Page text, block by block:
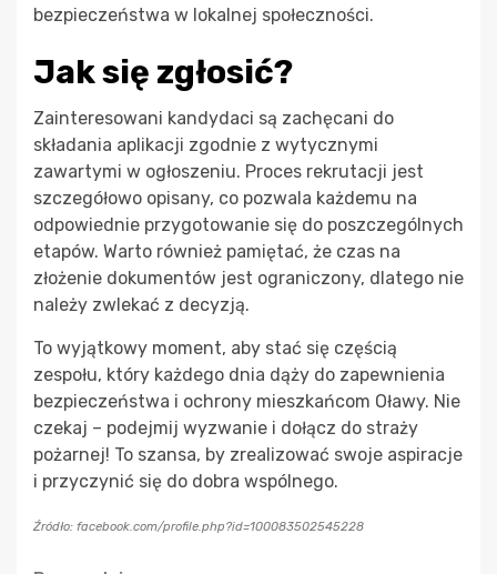
bezpieczeństwa w lokalnej społeczności.
Jak się zgłosić?
Zainteresowani kandydaci są zachęcani do
składania aplikacji zgodnie z wytycznymi
zawartymi w ogłoszeniu. Proces rekrutacji jest
szczegółowo opisany, co pozwala każdemu na
odpowiednie przygotowanie się do poszczególnych
etapów. Warto również pamiętać, że czas na
złożenie dokumentów jest ograniczony, dlatego nie
należy zwlekać z decyzją.
To wyjątkowy moment, aby stać się częścią
zespołu, który każdego dnia dąży do zapewnienia
bezpieczeństwa i ochrony mieszkańcom Oławy. Nie
czekaj – podejmij wyzwanie i dołącz do straży
pożarnej! To szansa, by zrealizować swoje aspiracje
i przyczynić się do dobra wspólnego.
Źródło: facebook.com/profile.php?id=100083502545228